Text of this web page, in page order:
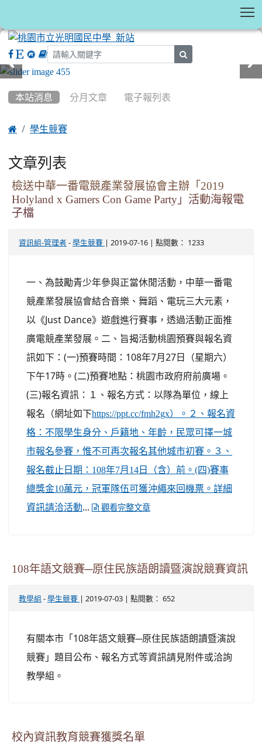
本站消息 分月文章 電子報列表
 學生競賽
文章列表
檢送中華一番電競產業發展協會主辦「2019
Holyland x Gamers Con Game Party」活動海報電
子檔
資訊組-管理者 - 學生競賽 | 2019-07-16 | 點閱數： 1233
一、為鼓勵青少年參與正當休閒活動，中華一番電
競產業發展協會結合音樂、舞蹈、電玩三大元素，
以《Just Dance》遊戲進行賽事，透過活動正面推
廣電競產業發展。二、旨揭活動桃園預賽與報名資
訊如下：(一)預賽時間：108年7月27日（星期六）
下午17時。(二)預賽地點：桃園市政府府前廣場。
(三)報名資訊：１、報名方式：以隊為單位，線上
報名（網址如下https://ppt.cc/fmh2gx）。２、報名資
格：不限學生身分、戶籍地、年齡，民眾可擇一城
市報名參賽，惟不可再次報名其他城市初賽。３、
報名截止日期：108年7月14日（含）前。(四)賽事
總獎金10萬元，冠軍隊伍可獲沖繩來回機票。詳細
資訊請洽活動... 觀看完整文章
108年語文競賽─原住民族語朗讀暨演說競賽資訊
教學組 - 學生競賽 | 2019-07-03 | 點閱數： 652
有關本市「108年語文競賽─原住民族語朗讀暨演說
競賽」題目公布、報名方式等資訊請見附件或洽詢
教學組。
校內資訊教育競賽獲獎名單